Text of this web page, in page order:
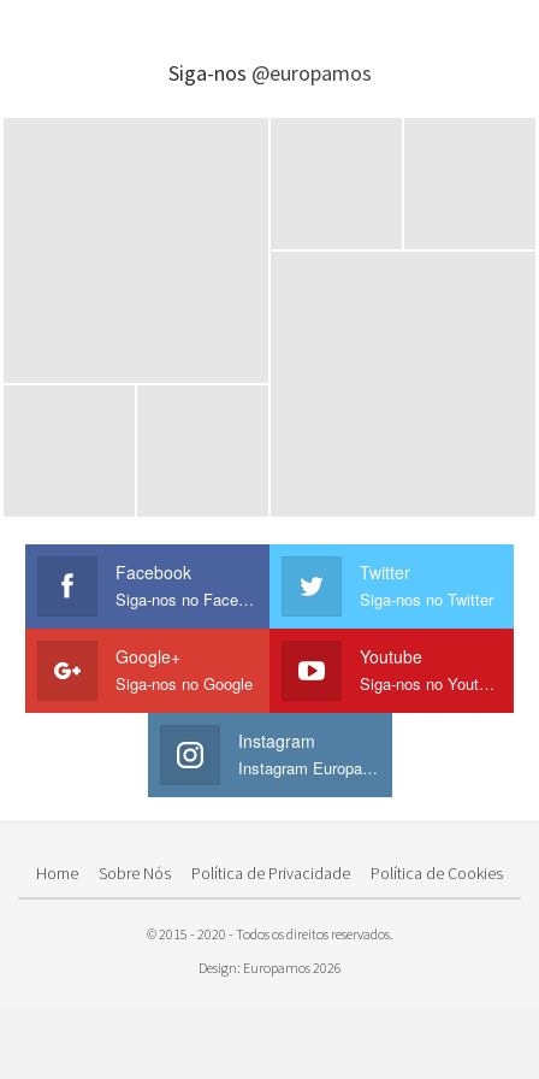
Siga-nos @europamos
Facebook
Siga-nos no Facebook
Twitter
Siga-nos no Twitter
Google+
Siga-nos no Google
Youtube
Siga-nos no Youtube
Instagram
Instagram Europamos
Home Sobre Nós Política de Privacidade Política de Cookies
© 2015 - 2020 - Todos os direitos reservados.
Design: Europamos 2026